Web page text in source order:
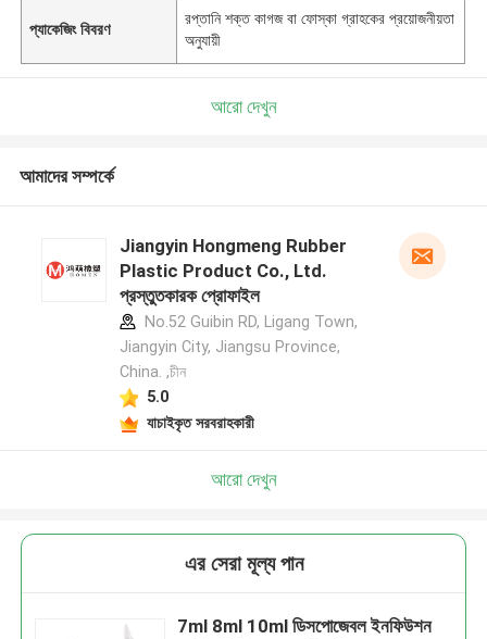
প্যাকেজিং বিবরণ
রপ্তানি শক্ত কাগজ বা ফোস্কা গ্রাহকের প্রয়োজনীয়তা
অনুযায়ী
আরো দেখুন
আমাদের সম্পর্কে
Jiangyin Hongmeng Rubber
Plastic Product Co., Ltd.
প্রস্তুতকারক প্রোফাইল
No.52 Guibin RD, Ligang Town,
Jiangyin City, Jiangsu Province,
China. ,চীন
5.0
যাচাইকৃত সরবরাহকারী
আরো দেখুন
এর সেরা মূল্য পান
7ml 8ml 10ml ডিসপোজেবল ইনফিউশন